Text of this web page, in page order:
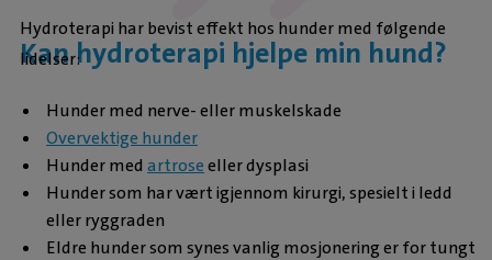
Kan hydroterapi hjelpe min hund?
Hydroterapi har bevist effekt hos hunder med følgende
lidelser:
Hunder med nerve- eller muskelskade
Overvektige hunder
Hunder med artroseeller dysplasi
Hunder som har vært igjennom kirurgi, spesielt i ledd
eller ryggraden
Eldre hunder som synes vanlig mosjonering er for tungt